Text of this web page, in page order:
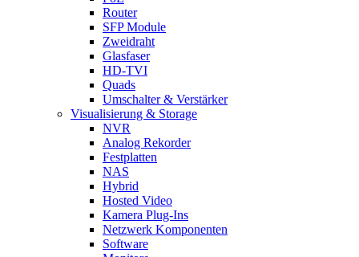
Router
SFP Module
Zweidraht
Glasfaser
HD-TVI
Quads
Umschalter & Verstärker
Visualisierung & Storage
NVR
Analog Rekorder
Festplatten
NAS
Hybrid
Hosted Video
Kamera Plug-Ins
Netzwerk Komponenten
Software